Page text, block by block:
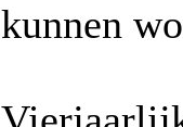
kunnen